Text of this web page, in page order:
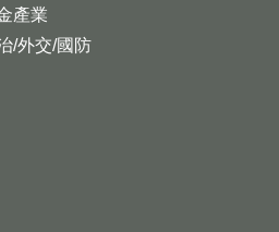
產業
/外交/國防